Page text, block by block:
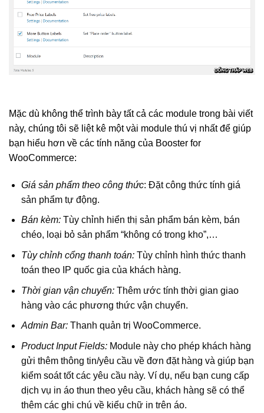
Mặc dù không thể trình bày tất cả các module trong bài viết
này, chúng tôi sẽ liệt kê một vài module thú vị nhất để giúp
bạn hiểu hơn về các tính năng của Booster for
WooCommerce:
Giá sản phẩm theo công thức: Đặt công thức tính giá
sản phẩm tự động.
Bán kèm:Tùy chỉnh hiển thị sản phẩm bán kèm, bán
chéo, loại bỏ sản phẩm “không có trong kho”,…
Tùy chỉnh cổng thanh toán:Tùy chỉnh hình thức thanh
toán theo IP quốc gia của khách hàng.
Thời gian vận chuyển:Thêm ước tính thời gian giao
hàng vào các phương thức vận chuyển.
Admin Bar:Thanh quản trị WooCommerce.
Product Input Fields:Module này cho phép khách hàng
gửi thêm thông tin/yêu cầu về đơn đặt hàng và giúp bạn
kiểm soát tốt các yêu cầu này. Ví dụ, nếu bạn cung cấp
dịch vụ in áo thun theo yêu cầu, khách hàng sẽ có thể
thêm các ghi chú về kiểu chữ in trên áo.